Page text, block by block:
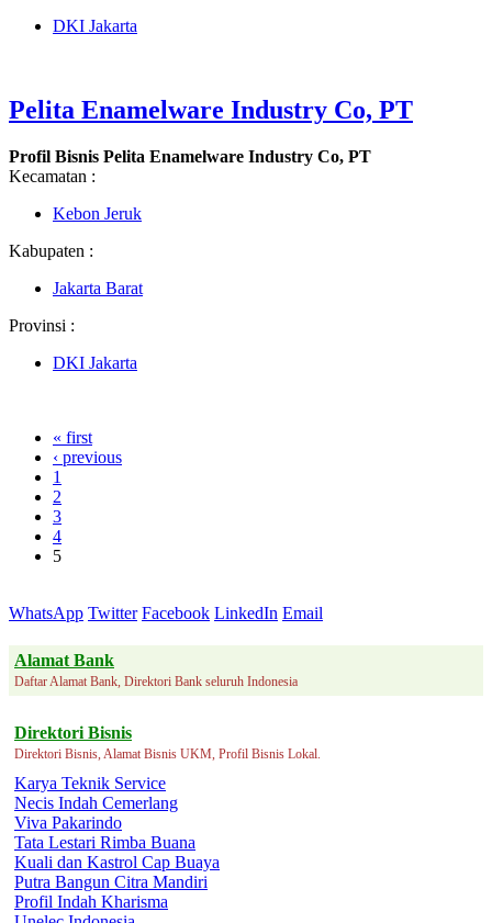
DKI Jakarta
Pelita Enamelware Industry Co, PT
Profil Bisnis Pelita Enamelware Industry Co, PT
Kecamatan :
Kebon Jeruk
Kabupaten :
Jakarta Barat
Provinsi :
DKI Jakarta
« first
‹ previous
1
2
3
4
5
WhatsApp Twitter Facebook LinkedIn Email
Alamat Bank
Daftar Alamat Bank, Direktori Bank seluruh Indonesia
Direktori Bisnis
Direktori Bisnis, Alamat Bisnis UKM, Profil Bisnis Lokal.
Karya Teknik Service
Necis Indah Cemerlang
Viva Pakarindo
Tata Lestari Rimba Buana
Kuali dan Kastrol Cap Buaya
Putra Bangun Citra Mandiri
Profil Indah Kharisma